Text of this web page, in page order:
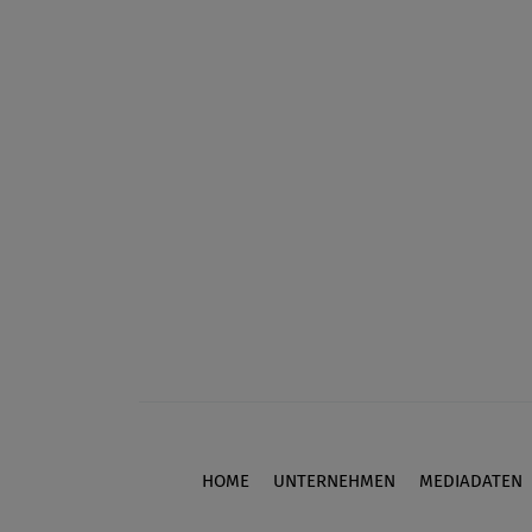
Footer
HOME UNTERNEHMEN MEDIADATEN